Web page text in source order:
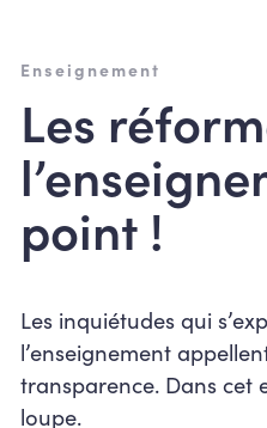
Enseignement
Les
point !
Les inquiétudes qui
l’enseignement
transparence. Dans cet
loupe.